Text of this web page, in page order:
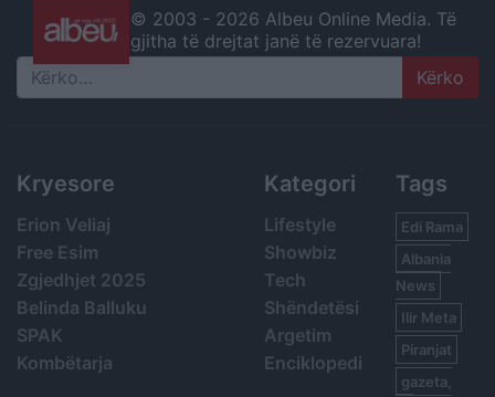
© 2003 - 2026 Albeu Online Media. Të
gjitha të drejtat janë të rezervuara!
Search
Kryesore
Erion Veliaj
Free Esim
Zgjedhjet 2025
Belinda Balluku
SPAK
Kombëtarja
Kategori
Lifestyle
Showbiz
Tech
Shëndetësi
Argetim
Enciklopedi
Tags
Edi Rama
Albania
News
Ilir Meta
Piranjat
gazeta,